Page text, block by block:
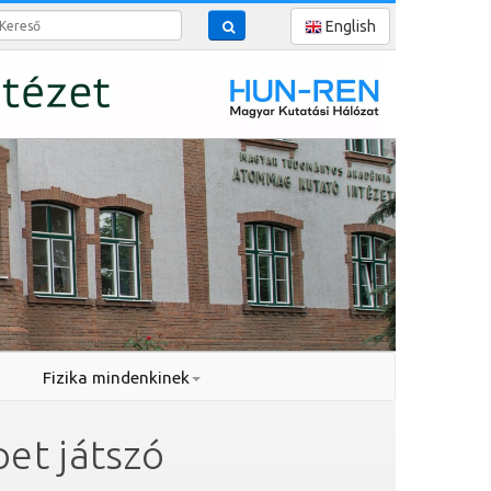
English
Fizika mindenkinek
játszó